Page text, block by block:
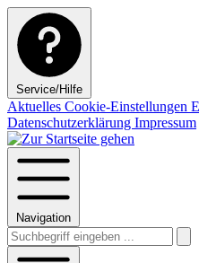
Service/Hilfe
Aktuelles Cookie-Einstellungen
Datenschutzerklärung Impressum
Navigation